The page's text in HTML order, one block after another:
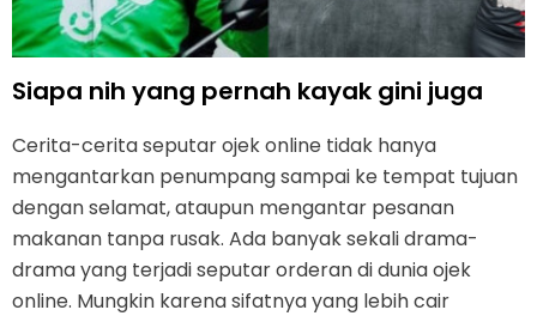
Siapa nih yang pernah kayak gini juga
Cerita-cerita seputar ojek online tidak hanya
mengantarkan penumpang sampai ke tempat tujuan
dengan selamat, ataupun mengantar pesanan
makanan tanpa rusak. Ada banyak sekali drama-
drama yang terjadi seputar orderan di dunia ojek
online. Mungkin karena sifatnya yang lebih cair